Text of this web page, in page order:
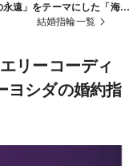
永遠」をテーマにした「海を
カ」が描かれている「ドレス
きる重ね着け結婚指輪」で幸
結婚指輪一覧
リーコーディ
ヨシダの婚約指